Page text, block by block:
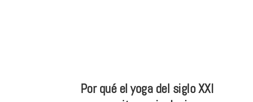
Por qué el yoga del siglo XXI